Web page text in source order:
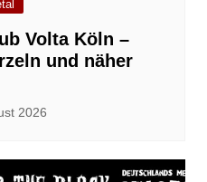
Volta Köln –
und näher
2026